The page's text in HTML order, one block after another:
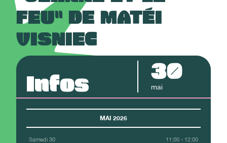
FEU" DE MATÉI
VISNIEC
Infos 30
mai
MAI 2026
Samedi 30 11:00 - 12:00